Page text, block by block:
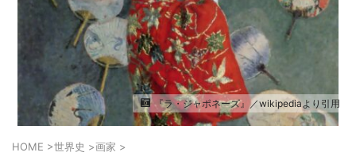
『ラ・ジャポネーズ』／wikipediaより引用
HOME >世界史 >画家 >